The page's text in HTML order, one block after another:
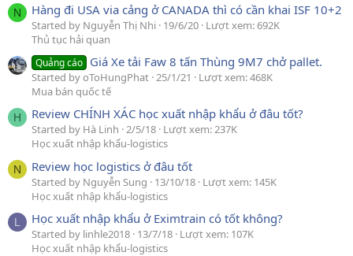
N Hàng đi USA via cảng ở CANADA thì có cần khai ISF 10+2
Started by Nguyễn Thị Nhi 19/6/20 Lượt xem: 692K
Thủ tục hải quan
Quảng cáo Giá Xe tải Faw 8 tấn Thùng 9M7 chở pallet.
Started by oToHungPhat 25/1/21
Lượt xem: 468K
Mua bán quốc tế
H Review CHÍNH XÁC học xuất nhập khẩu ở đâu tốt?
Started by Hà Linh 2/5/18 Lượt xem: 237K
Học xuất nhập khẩu-logistics
N Review học logistics ở đâu tốt
Started by Nguyễn Sung 13/10/18 Lượt xem: 145K
Học xuất nhập khẩu-logistics
L Học xuất nhập khẩu ở Eximtrain có tốt không?
Started by linhle2018 13/7/18 Lượt xem: 107K
Học xuất nhập khẩu-logistics